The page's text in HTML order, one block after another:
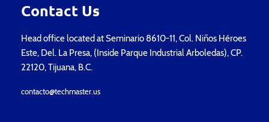
Contact Us
Head office located at Seminario 8610-11, Col. Niños Héroes
Este, Del. La Presa, (Inside Parque Industrial Arboledas), CP.
22120, Tijuana, B.C.
contacto@techmaster.us